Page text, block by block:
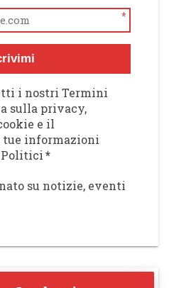
*
i nostri Termini
sulla privacy,
e il
informazioni
Politici*
su notizie, eventi